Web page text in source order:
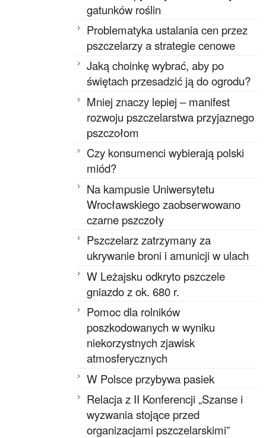
gatunków roślin
Problematyka ustalania cen przez
pszczelarzy a strategie cenowe
Jaką choinkę wybrać, aby po
świętach przesadzić ją do ogrodu?
Mniej znaczy lepiej – manifest
rozwoju pszczelarstwa przyjaznego
pszczołom
Czy konsumenci wybierają polski
miód?
Na kampusie Uniwersytetu
Wrocławskiego zaobserwowano
czarne pszczoły
Pszczelarz zatrzymany za
ukrywanie broni i amunicji w ulach
W Leżajsku odkryto pszczele
gniazdo z ok. 680 r.
Pomoc dla rolników
poszkodowanych w wyniku
niekorzystnych zjawisk
atmosferycznych
W Polsce przybywa pasiek
Relacja z II Konferencji „Szanse i
wyzwania stojące przed
organizacjami pszczelarskimi”